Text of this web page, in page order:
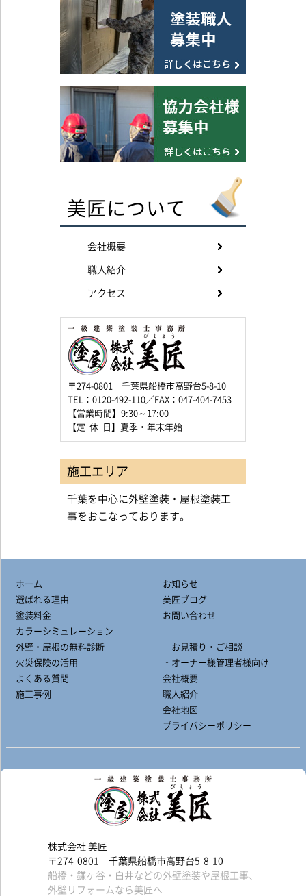
美匠について
会社概要
職人紹介
アクセス
〒274-0801 千葉県船橋市高野台5-8-10
TEL：0120-492-110／FAX：047-404-7453
【営業時間】9:30～17:00
【定 休 日】夏季・年末年始
施工エリア
千葉を中心に外壁塗装・屋根塗装工
事をおこなっております。
ホーム
選ばれる理由
塗装料金
カラーシミュレーション
外壁・屋根の無料診断
火災保険の活用
よくある質問
施工事例
お知らせ
美匠ブログ
お問い合わせ
‐お見積り・ご相談
‐オーナー様管理者様向け
会社概要
職人紹介
会社地図
プライバシーポリシー
株式会社 美匠
〒274-0801 千葉県船橋市高野台5-8-10
船橋・鎌ヶ谷・白井などの外壁塗装や屋根工事、
外壁リフォームなら美匠へ